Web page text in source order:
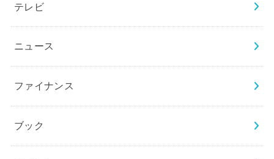
テレビ
ニュース
ファイナンス
ブック